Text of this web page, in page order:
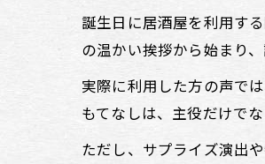
誕生日に居酒屋を利用す
の温かい挨拶から始まり
実際に利用した方の声で
もてなしは、主役だけで
ただし、サプライズ演出